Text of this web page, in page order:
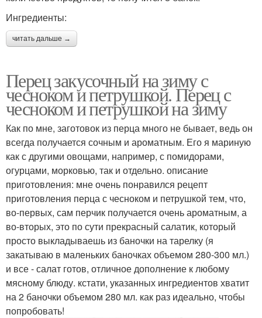
Ингредиенты:
читать дальше →
Перец закусочный на зиму с
чесноком и петрушкой. Перец с
чесноком и петрушкой на зиму
Как по мне, заготовок из перца много не бывает, ведь он
всегда получается сочным и ароматным. Его я мариную
как с другими овощами, например, с помидорами,
огурцами, морковью, так и отдельно. описание
приготовления: мне очень понравился рецепт
приготовления перца с чесноком и петрушкой тем, что,
во-первых, сам перчик получается очень ароматным, а
во-вторых, это по сути прекрасный салатик, который
просто выкладываешь из баночки на тарелку (я
закатываю в маленьких баночках объемом 280-300 мл.)
и все - салат готов, отличное дополнение к любому
мясному блюду. кстати, указанных ингредиентов хватит
на 2 баночки объемом 280 мл. как раз идеально, чтобы
попробовать!